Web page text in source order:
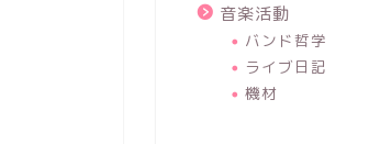
音楽活動
バンド哲学
ライブ日記
機材